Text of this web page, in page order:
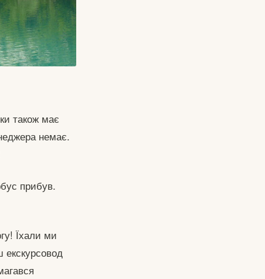
також має
немає.
прибув.
Їхали ми